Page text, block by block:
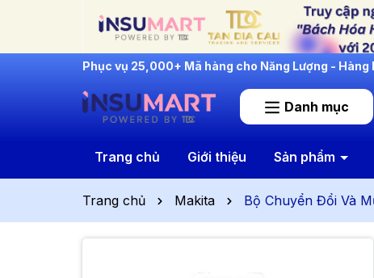
INSUMART: Lắng Nghe - Thấu Hiểu - Cải Tiến
Danh mục
Trang chủ Giới thiệu Sản phẩm
Trang chủ Makita Bộ Chuyển Đổi Và